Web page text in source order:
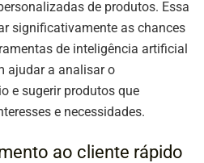
de produtos. Essa
significativamente as chances
de inteligência artificial
ajudar a analisar o
e sugerir produtos que
e necessidades.
ao cliente rápido